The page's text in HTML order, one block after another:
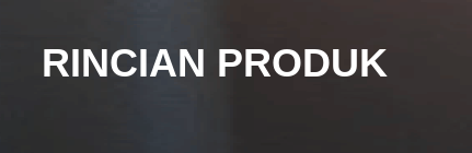
RINCIAN PRODUK